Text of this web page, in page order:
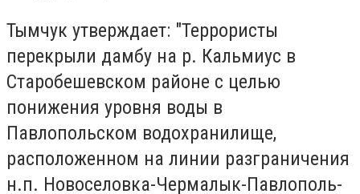
Тымчук утверждает: "Террористы
перекрыли дамбу на р. Кальмиус в
Старобешевском районе с целью
понижения уровня воды в
Павлопольском водохранилище,
расположенном на линии разграничения
н.п. Новоселовка-Чермалык-Павлополь-